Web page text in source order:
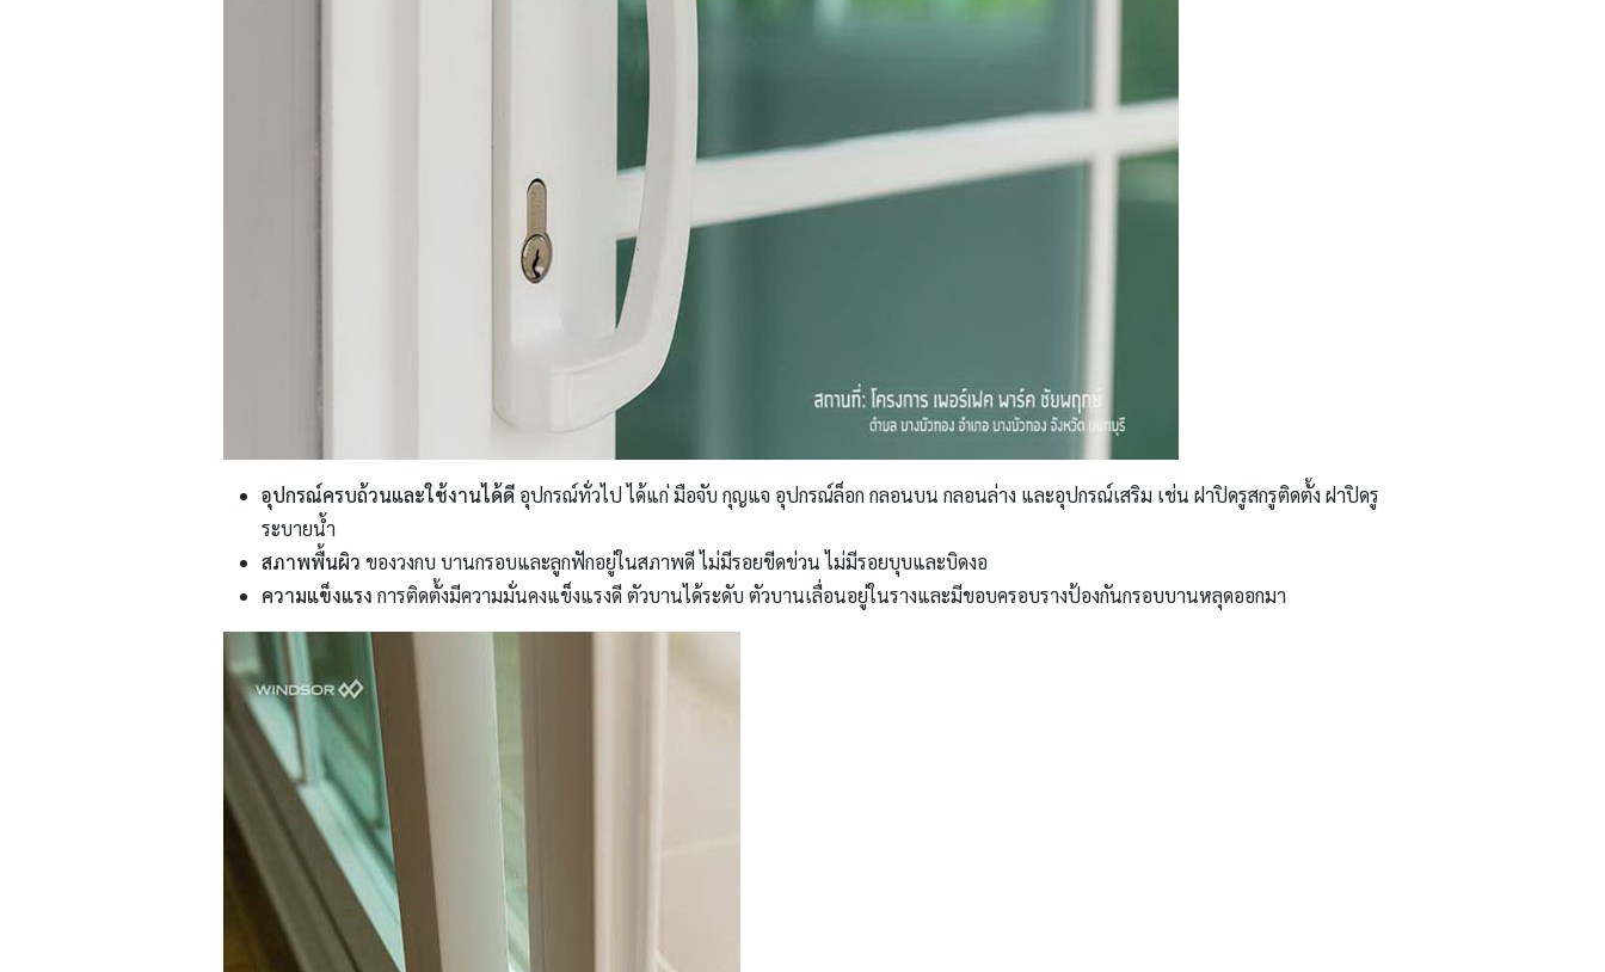
อุปกรณ์ครบถ้วนและใช้งานได้ดี อุปกรณ์ทั่วไป ได้แก่ มือจับ กุญแจ อุปกรณ์ล็อก กลอนบน กลอนล่าง และอุปกรณ์เสริม เช่น ฝาปิดรูสกรูติดตั้ง ฝาปิดรู
ระบายน้ำ
สภาพพื้นผิว ของวงกบ บานกรอบและลูกฟักอยู่ในสภาพดี ไม่มีรอยขีดข่วน ไม่มีรอยบุบและบิดงอ
ความแข็งแรง การติดตั้งมีความมั่นคงแข็งแรงดี ตัวบานได้ระดับ ตัวบานเลื่อนอยู่ในรางและมีขอบครอบรางป้องกันกรอบบานหลุดออกมา